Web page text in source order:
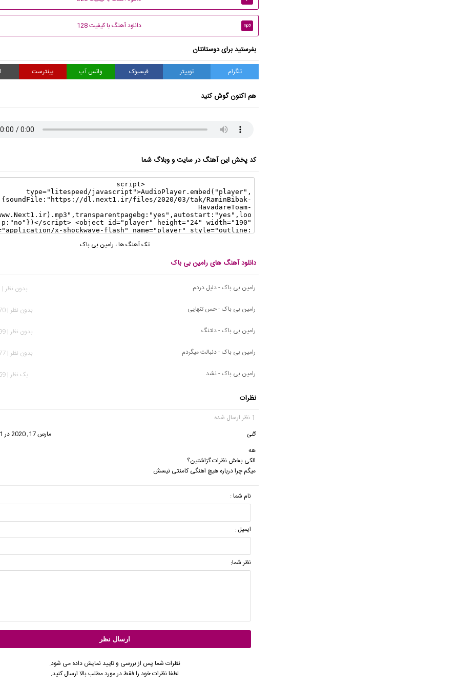
mp3 دانلود آهنگ با کیفیت 128
بفرستید برای دوستانتان
تلگرام توییتر فیسبوک واتس آپ پینترست
هم اکنون گوش کنید
کد پخش این آهنگ در سایت و وبلاگ شما
تک آهنگ ها، رامین بی باک
دانلود آهنگ های رامین بی باک
رامین بی باک - دلیل دردم
بدون نظر | 133 بازدید
رامین بی باک - حس تنهایی
بدون نظر | 5,070 بازدید
رامین بی باک - دلتنگ
بدون نظر | 1,699 بازدید
رامین بی باک - دنبالت میگردم
بدون نظر | 3,277 بازدید
رامین بی باک - نشد
يک نظر | 8,159 بازدید
نظرات
1 نظر ارسال شده
گلی
مارس 17, 2020 در 12:31 ب.ظ
هه
الکی بخش نظرات گزاشتین؟
میگم چرا درباره هیچ اهنگی کامنتی نیسش
نام شما :
ایمیل :
نظر شما:
نظرات شما پس از بررسی و تایید نمایش داده می شود.
لطفا نظرات خود را فقط در مورد مطلب بالا ارسال کنید.